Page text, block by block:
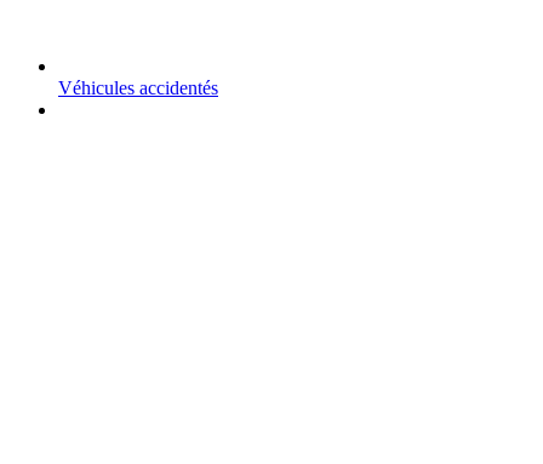
Véhicules accidentés